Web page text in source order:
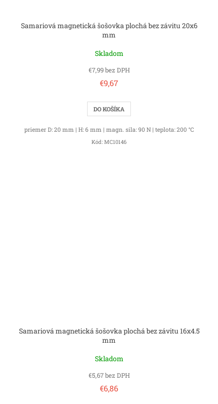
Samariová magnetická šošovka plochá bez závitu 20x6
mm
Skladom
€7,99 bez DPH
€9,67
DO KOŠÍKA
priemer D: 20 mm | H: 6 mm | magn. sila: 90 N | teplota: 200 °C
Kód: MC10146
Samariová magnetická šošovka plochá bez závitu 16x4.5
mm
Skladom
€5,67 bez DPH
€6,86